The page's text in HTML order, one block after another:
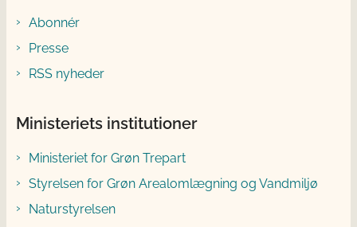
Abonnér
Presse
RSS nyheder
Ministeriets institutioner
Ministeriet for Grøn Trepart
Styrelsen for Grøn Arealomlægning og Vandmiljø
Naturstyrelsen